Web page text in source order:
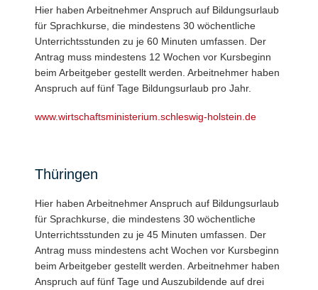
Hier haben Arbeitnehmer Anspruch auf Bildungsurlaub
für Sprachkurse, die mindestens 30 wöchentliche
Unterrichtsstunden zu je 60 Minuten umfassen. Der
Antrag muss mindestens 12 Wochen vor Kursbeginn
beim Arbeitgeber gestellt werden. Arbeitnehmer haben
Anspruch auf fünf Tage Bildungsurlaub pro Jahr.
www.wirtschaftsministerium.schleswig-holstein.de
Thüringen
Hier haben Arbeitnehmer Anspruch auf Bildungsurlaub
für Sprachkurse, die mindestens 30 wöchentliche
Unterrichtsstunden zu je 45 Minuten umfassen. Der
Antrag muss mindestens acht Wochen vor Kursbeginn
beim Arbeitgeber gestellt werden. Arbeitnehmer haben
Anspruch auf fünf Tage und Auszubildende auf drei